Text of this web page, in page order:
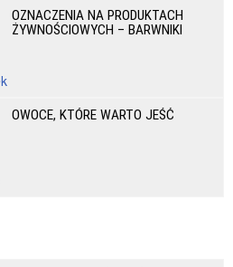
OZNACZENIA NA PRODUKTACH
ŻYWNOŚCIOWYCH – BARWNIKI
OWOCE, KTÓRE WARTO JEŚĆ